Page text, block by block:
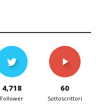
4,718
Follower
60
Sottoscrittori